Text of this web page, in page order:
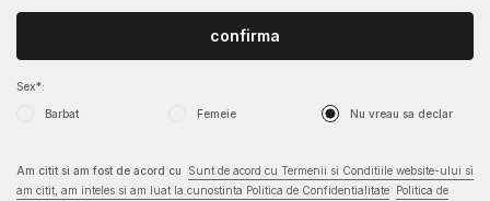
Sex*:
Barbat Femeie Nu vreau sa declar
confirma
Am citit si am fost de acord cu
Sunt de acord cu Termenii si Conditiile website-ului si
am citit, am inteles si am luat la cunostinta Politica de Confidentialitate Politica de